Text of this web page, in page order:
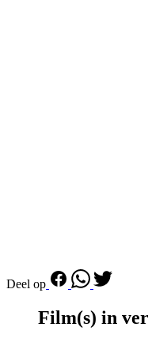
Deel op
Film(s) in